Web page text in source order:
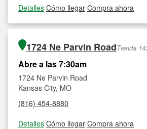
Detalles|Cómo llegar|Compra ahora
1724 Ne Parvin RoadTienda
Abre a las 7:30am
1724 Ne Parvin Road
Kansas City, MO
(816) 454-8880
Detalles|Cómo llegar|Compra ahora